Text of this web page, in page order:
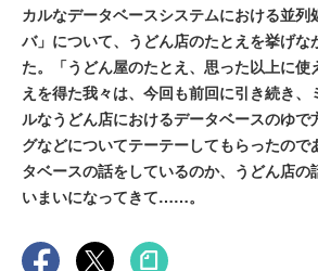
カルなデータベースシステムにおける並列
バ」について、うどん店のたとえを挙げな
た。「うどん屋のたとえ、思った以上に
えを得た我々は、今回も前回に引き続き、
ルなうどん店におけるデータベースのゆで
グなどについてテーテーしてもらったので
タベースの話をしているのか、うどん店の
いまいになってきて……。